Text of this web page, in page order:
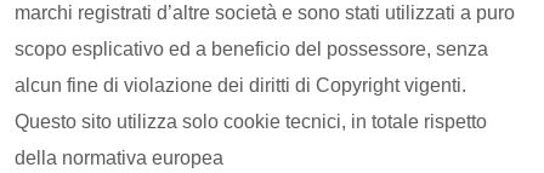
marchi registrati d’altre società e sono stati utilizzati a puro
scopo esplicativo ed a beneficio del possessore, senza
alcun fine di violazione dei diritti di Copyright vigenti.
Questo sito utilizza solo cookie tecnici, in totale rispetto
della normativa europea